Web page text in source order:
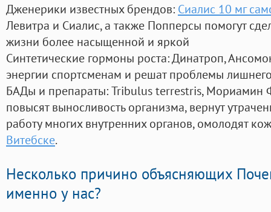
Дженерики известных брендов: Сиалис 10 мг
Левитра и Сиалис, а также Попперсы помогут
жизни более насыщенной и яркой
Синтетические гормоны роста: Динатроп,
энергии спортсменам и решат проблемы
БАДы и препараты:Tribulus terrestris, Мориамин
повысят выносливость организма, вернут
работу многих внутренних органов, омолодят
Витебске.
Несколько причино объясняющих
именно у нас?